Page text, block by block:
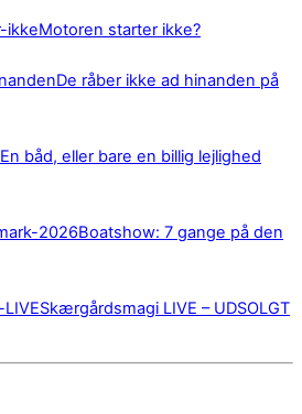
Motoren starter ikke?
De råber ikke ad hinanden på
En båd, eller bare en billig lejlighed
Boatshow: 7 gange på den
Skærgårdsmagi LIVE – UDSOLGT